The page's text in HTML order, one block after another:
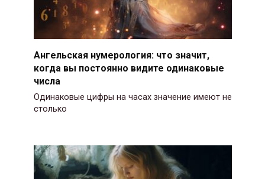
Ангельская нумерология: что значит,
когда вы постоянно видите одинаковые
числа
Одинаковые цифры на часах значение имеют не
столько